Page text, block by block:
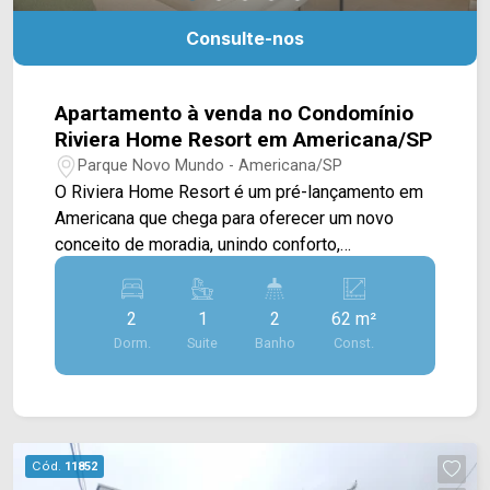
Consulte-nos
Apartamento à venda no Condomínio
Riviera Home Resort em Americana/SP
Parque Novo Mundo - Americana/SP
O Riviera Home Resort é um pré-lançamento em
Americana que chega para oferecer um novo
conceito de moradia, unindo conforto,
funcionalidade e qualidade de vida em um
condomínio com conceito Home Resort. O
empreendimento conta com apartamentos de
62M², 65M² e 75M², projetados para atender
diferentes perfis de moradores, desde casais e
desenvolvidas com ambientes bem distribuídos,
oferecendo sala de estar e sala de jantar
2
Dorm.
1
Suite
2
Banho
62 m²
Const.
Cód. 11852